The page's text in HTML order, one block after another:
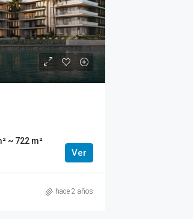
~ 722 m²
Ver
hace 2 años